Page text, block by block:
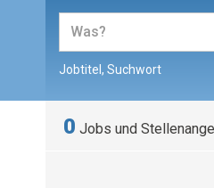
Jobtitel, Suchwort
0 Jobs und